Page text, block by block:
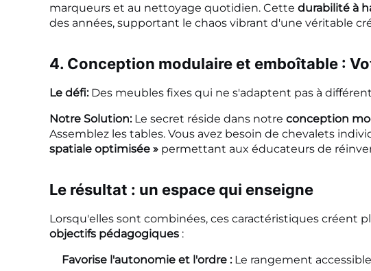
marqueurs et au nettoyage quotidien. Cette durabilité à
des années, supportant le chaos vibrant d'une véritable
4. Conception modulaire et emboîtable :
Le défi: Des meubles fixes qui ne s'adaptent pas à
Notre Solution: Le secret réside dans notre conception
Assemblez les tables. Vous avez besoin de chevalets
spatiale optimisée » permettant aux éducateurs de
Le résultat : un espace qui enseigne
Lorsqu'elles sont combinées, ces caractéristiques créent
objectifs pédagogiques :
Favorise l'autonomie et l'ordre : Le rangement